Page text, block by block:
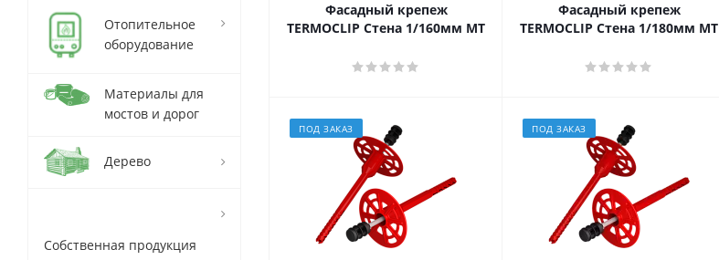
Фасадный крепеж
TERMOCLIP Стена 1/160мм МТ
Фасадный крепеж
TERMOCLIP Стена 1/180мм МТ
ПОД ЗАКАЗ ПОД ЗАКАЗ
Отопительное
оборудование
Материалы для
мостов и дорог
Дерево
Собственная продукция